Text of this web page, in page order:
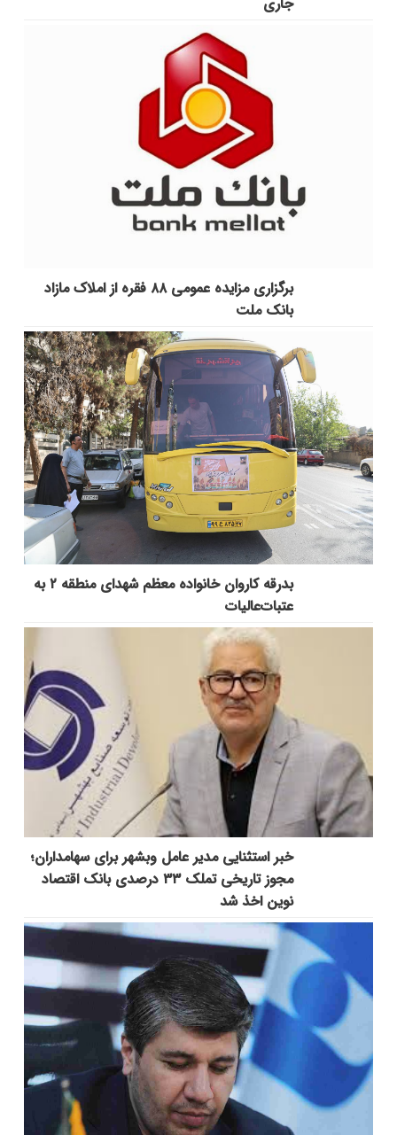
برگزاری مزایده عمومی ۸۸ فقره از املاک مازاد
بانک ملت
بدرقه کاروان خانواده معظم شهدای منطقه ۲ به
عتبات‌عالیات
خبر استثنایی مدیر عامل وبشهر برای سهامداران؛
مجوز تاریخی تملک ۳۳ درصدی بانک اقتصاد
نوین اخذ شد